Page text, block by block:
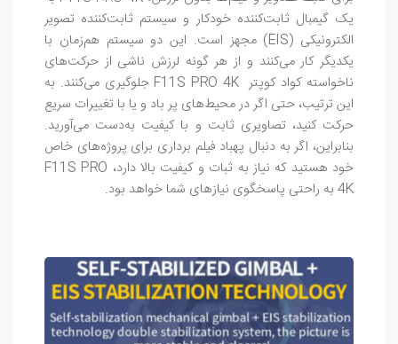
یک گیمبال ثابت‌کننده خودکار و سیستم ثابت‌کننده تصویر
الکترونیکی (EIS) مجهز است. این دو سیستم هم‌زمان با
یکدیگر کار می‌کنند و از هر گونه لرزش ناشی از حرکت‌های
ناخواسته کواد کوپتر F11S PRO 4K جلوگیری می‌کنند. به
این ترتیب، حتی اگر در محیط‌های پر باد و یا با تغییرات سریع
حرکت کنید، تصاویری ثابت و با کیفیت به‌دست می‌آورید.
بنابراین، اگر به دنبال پهباد فیلم برداری برای پروژه‌های خاص
خود هستید که نیاز به ثبات و کیفیت بالا دارد، F11S PRO
4K به راحتی پاسخگوی نیازهای شما خواهد بود.